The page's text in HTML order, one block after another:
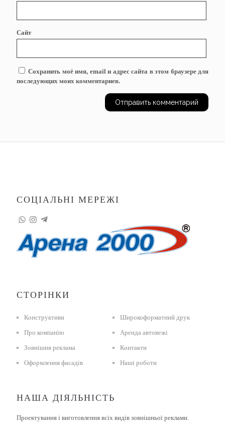
Сайт
Сохранить моё имя, email и адрес сайта в этом браузере для
последующих моих комментариев.
СОЦІАЛЬНІ МЕРЕЖІ
СТОРІНКИ
Конструктиви
Про компанію
Зовнішня реклама
Оформлення фасадів
Широкоформатний друк
Аренда автовежі
Контакти
Наші роботи
НАША ДІЯЛЬНІСТЬ
Проектування і виготовлення всіх видів зовнішньої реклами.